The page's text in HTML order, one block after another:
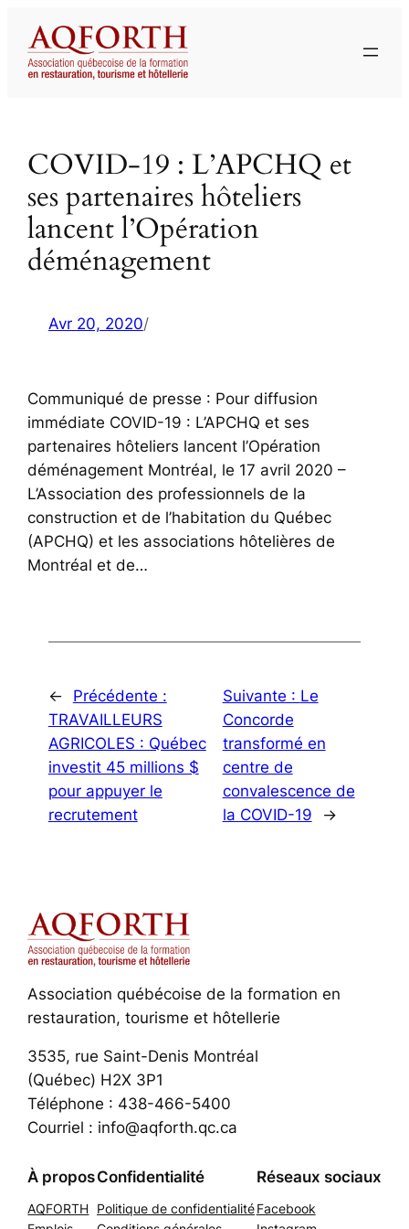
contenu
COVID-19 : L’APCHQ et
ses partenaires hôteliers
lancent l’Opération
déménagement
Avr 20, 2020/
Communiqué de presse : Pour diffusion
immédiate COVID-19 : L’APCHQ et ses
partenaires hôteliers lancent l’Opération
déménagement Montréal, le 17 avril 2020 –
L’Association des professionnels de la
construction et de l’habitation du Québec
(APCHQ) et les associations hôtelières de
Montréal et de…
←
Précédente :
TRAVAILLEURS
AGRICOLES : Québec
investit 45 millions $
pour appuyer le
recrutement
Suivante : Le
Concorde
transformé en
centre de
convalescence de
la COVID-19
→
Association québécoise de la formation en
restauration, tourisme et hôtellerie
3535, rue Saint-Denis Montréal
(Québec) H2X 3P1
Téléphone : 438-466-5400
Courriel : info@aqforth.qc.ca
À propos
AQFORTH
Confidentialité
Politique de confidentialité
Réseaux sociaux
Facebook